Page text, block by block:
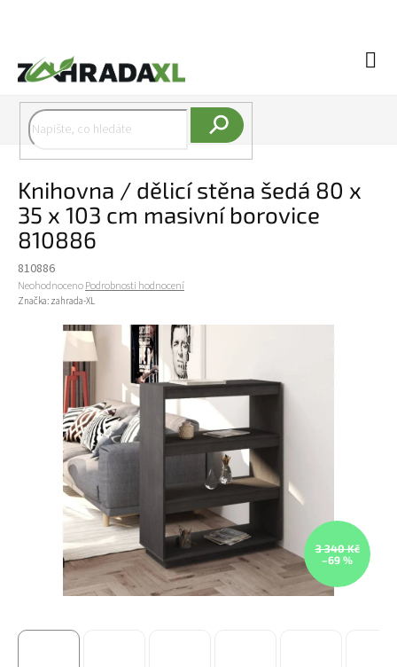
Knihovna / dělicí stěna šedá 80 x
35 x 103 cm masivní borovice
810886
810886
Průměrné hodnocení produktu je 0,0 z 5 hvězdiček.
NeohodnocenoPodrobnosti hodnocení
Značka: zahrada-XL
3 340 Kč
–69 %